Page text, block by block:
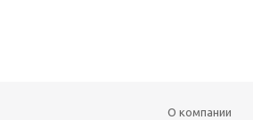
О компании